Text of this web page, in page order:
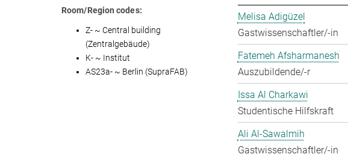
Melisa Adigüzel
Gastwissenschaftler/-in
Fatemeh Afsharmanesh
Auszubildende/-r
Issa Al Charkawi
Studentische Hilfskraft
Ali Al-Sawalmih
Gastwissenschaftler/-in
Room/Region codes:
Z- ~ Central building
(Zentralgebäude)
K- ~ Institut
AS23a- ~ Berlin (SupraFAB)